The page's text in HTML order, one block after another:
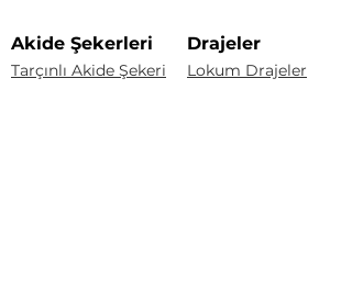
Akide Şekerleri
Tarçınlı Akide Şekeri
Drajeler
Lokum Drajeler